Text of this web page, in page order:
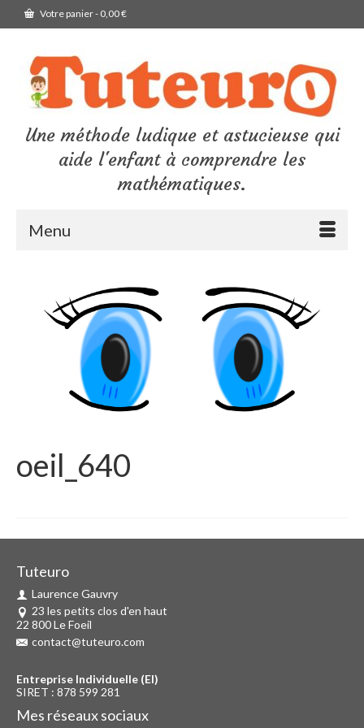
Votre panier- 0,00€
Une méthode ludique et astucieuse qui
aide l'enfant à comprendre les
mathématiques.
Menu
oeil_640
Tuteuro
Laurence Gauvry
23 les petits clos d'en haut
22 800 Le Foeil
contact@tuteuro.com
Entreprise Individuelle (EI)
SIRET : 878 599 281
Mes réseaux sociaux